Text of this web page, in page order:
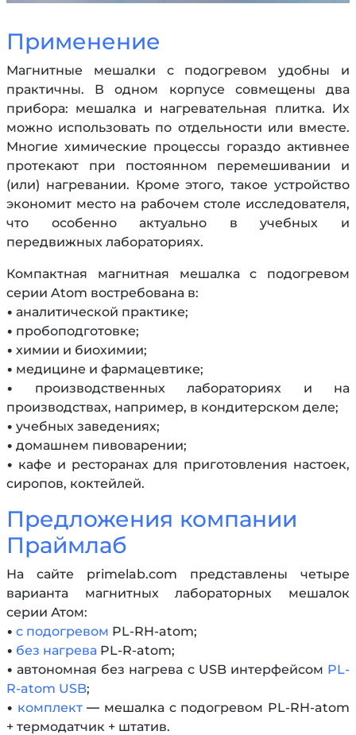
Применение
Магнитные мешалки с подогревом удобны и
практичны. В одном корпусе совмещены два
прибора: мешалка и нагревательная плитка. Их
можно использовать по отдельности или вместе.
Многие химические процессы гораздо активнее
протекают при постоянном перемешивании и
(или) нагревании. Кроме этого, такое устройство
экономит место на рабочем столе исследователя,
что особенно актуально в учебных и
передвижных лабораториях.
Компактная магнитная мешалка с подогревом
серии Atom востребована в:
• аналитической практике;
• пробоподготовке;
• химии и биохимии;
• медицине и фармацевтике;
• производственных лабораториях и на
производствах, например, в кондитерском деле;
• учебных заведениях;
• домашнем пивоварении;
• кафе и ресторанах для приготовления настоек,
сиропов, коктейлей.
Предложения компании
Праймлаб
На сайте primelab.com представлены четыре
варианта магнитных лабораторных мешалок
серии Атом:
• с подогревом PL-RH-atom;
• без нагрева PL-R-atom;
• автономная без нагрева с USB интерфейсом PL-
R-atom USB;
• комплект— мешалка с подогревом PL-RH-atom
+ термодатчик + штатив.